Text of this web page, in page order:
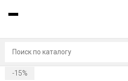
-15%